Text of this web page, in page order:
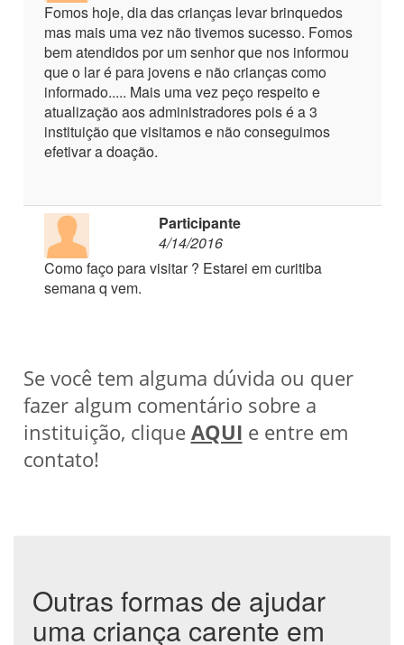
Fomos hoje, dia das crianças levar brinquedos
mas mais uma vez não tivemos sucesso. Fomos
bem atendidos por um senhor que nos informou
que o lar é para jovens e não crianças como
informado..... Mais uma vez peço respeito e
atualização aos administradores pois é a 3
instituição que visitamos e não conseguimos
efetivar a doação.
Participante
4/14/2016
Como faço para visitar ? Estarei em curitiba
semana q vem.
Se você tem alguma dúvida ou quer
fazer algum comentário sobre a
instituição, clique AQUI e entre em
contato!
Outras formas de ajudar
uma criança carente em